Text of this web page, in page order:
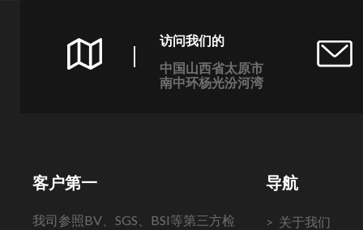
访问我们的
中国山西省太原市
南中环杨光汾河湾
客户第一
我司参照BV、SGS、BSI等第三方检
导航
关于我们